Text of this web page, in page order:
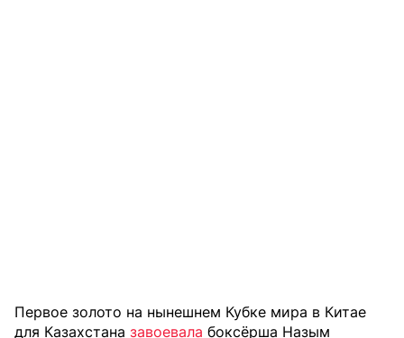
Первое золото на нынешнем Кубке мира в Китае
для Казахстана завоевала боксёрша Назым